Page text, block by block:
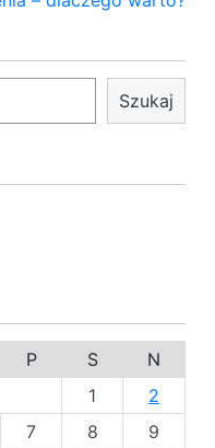
Szukaj
P S
N
1
2
7 8
9